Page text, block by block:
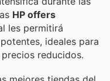
HP offers
les permitirá
ideales para
reducidos.